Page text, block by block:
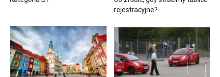
rejestracyjne?